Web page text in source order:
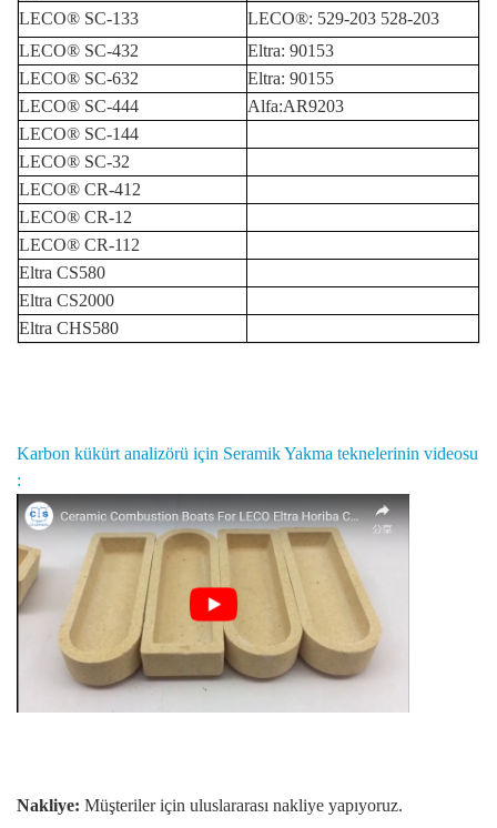
LECO® SC-133 LECO®: 529-203 528-203
LECO® SC-432 Eltra: 90153
LECO® SC-632 Eltra: 90155
LECO® SC-444
Alfa:AR9203
LECO® SC-144
LECO® SC-32
LECO® CR-412
LECO® CR-12
LECO® CR-112
Eltra CS580
Eltra CS2000
Eltra CHS580
Karbon kükürt analizörü için Seramik Yakma teknelerinin videosu
:
Nakliye: Müşteriler için uluslararası nakliye yapıyoruz.